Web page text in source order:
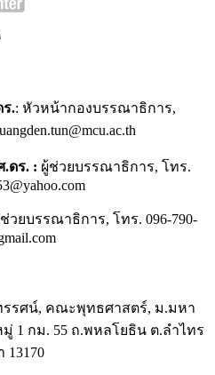
ร.: หัวหน้ากองบรรณาธิการ,
.ดร. : ผู้ช่วยบรรณาธิการ, โทร.
วยบรรณาธิการ, โทร. 096-790-
รรศน์, คณะพุทธศาสตร์, ม.มหา
1 กม. 55 ถ.พหลโยธิน ต.ลำไทร
13170